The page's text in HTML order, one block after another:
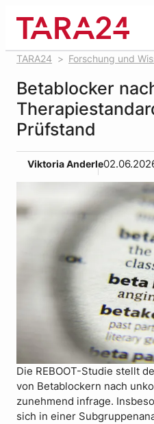
springen
TARA24 Forschung und
Betablocker
Prüfstand
Viktoria Anderle
Die REBOOT-Studie stellt
von Betablockern nach
zunehmend infrage.
sich in einer